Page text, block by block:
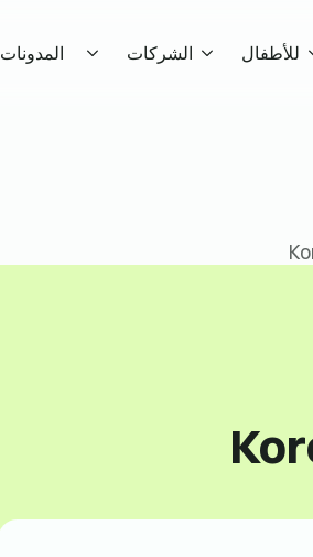
للأطفال الشركات المدونات